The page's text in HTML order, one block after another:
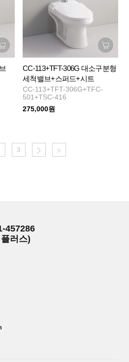
CC-113+TFT-306G 대소구분형
세척밸브+스퍼드+시트
CC-113+TFT-306G+TFC-
501+TSC-416
275,000원
3
457286
러스)